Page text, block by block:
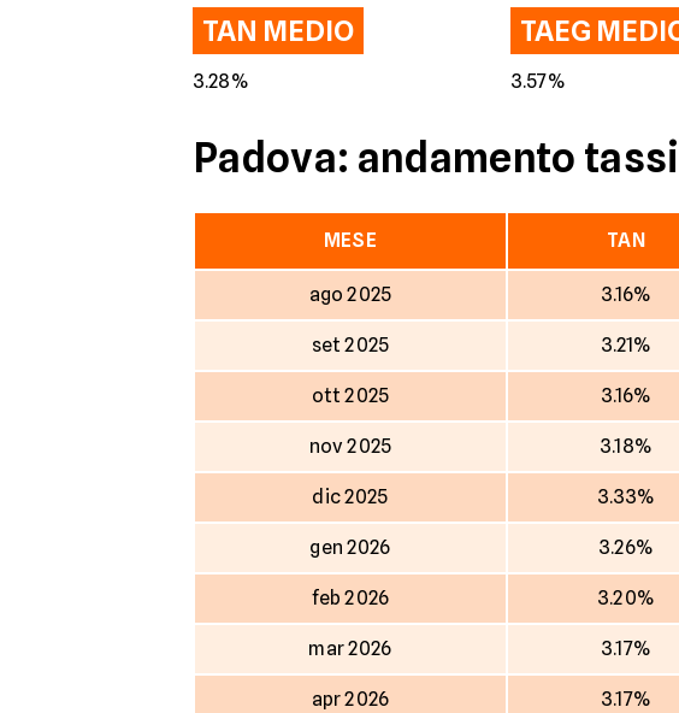
TAN MEDIO
3.28%
TAEG
3.57%
Padova: andamento
MESE TAN
ago 2025 3.16%
set 2025 3.21%
ott 2025 3.16%
nov 2025 3.18%
dic 2025 3.33%
gen 2026 3.26%
feb 2026 3.20%
mar 2026 3.17%
apr 2026 3.17%